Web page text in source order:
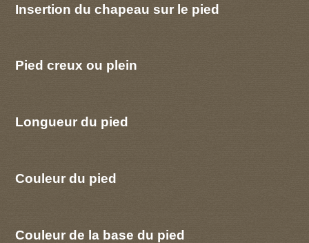
Insertion du chapeau sur le pied
Pied creux ou plein
Longueur du pied
Couleur du pied
Couleur de la base du pied